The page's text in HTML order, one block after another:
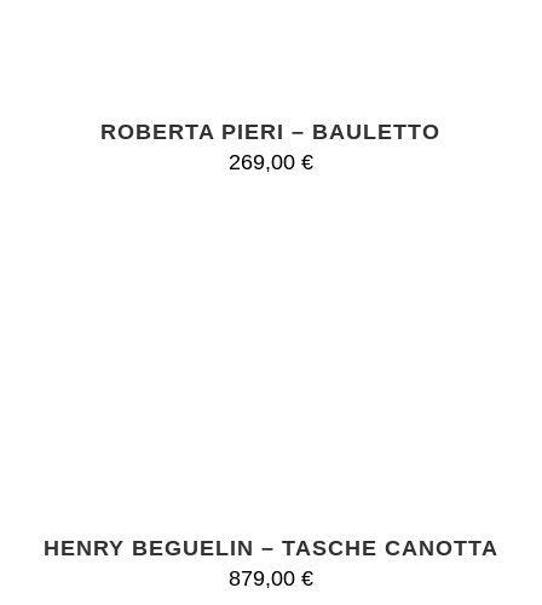
ROBERTA PIERI – BAULETTO
269,00 €
HENRY BEGUELIN – TASCHE CANOTTA
879,00 €